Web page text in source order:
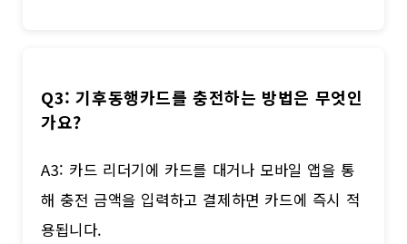
Q3: 기후동행카드를 충전하는 방법은 무엇인
가요?
A3: 카드 리더기에 카드를 대거나 모바일 앱을 통
해 충전 금액을 입력하고 결제하면 카드에 즉시 적
용됩니다.